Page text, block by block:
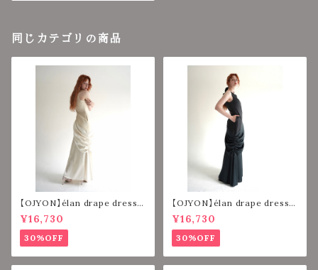
同じカテゴリの商品
【OJYON】élan drape dress
【BEIGE】
¥16,730
30%OFF
【OJYON】élan drape dress
【CHACOAL】
¥16,730
30%OFF